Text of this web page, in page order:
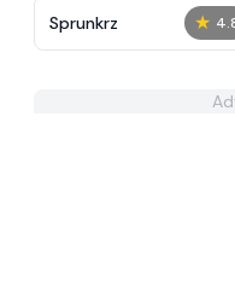
★
Sprunkrz